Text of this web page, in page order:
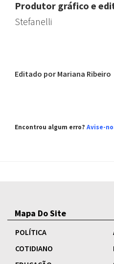
Produtor gráfico e
Stefanelli
Editado por Mariana Ribeiro
Encontrou algum erro? Avise-
Mapa Do Site
POLÍTICA
COTIDIANO